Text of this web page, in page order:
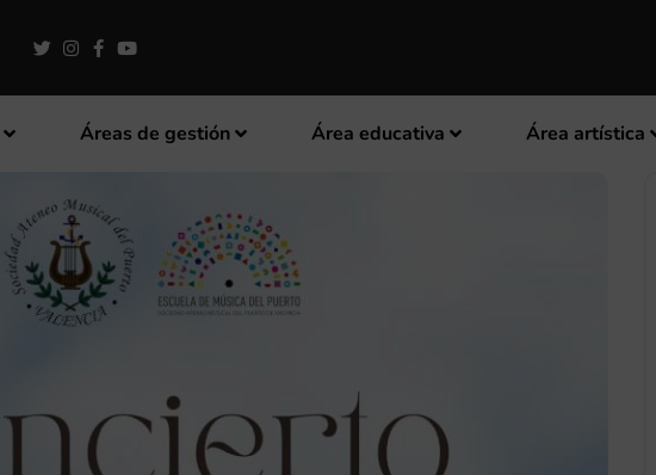
Áreas de gestión Área educativa Área artística